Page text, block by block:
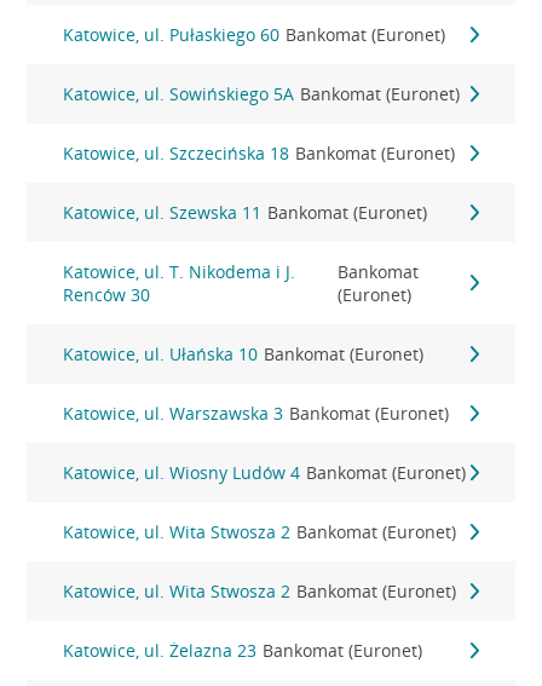
Katowice, ul. Pułaskiego 60 Bankomat (Euronet)
Katowice, ul. Sowińskiego 5A Bankomat (Euronet)
Katowice, ul. Szczecińska 18 Bankomat (Euronet)
Katowice, ul. Szewska 11 Bankomat (Euronet)
Katowice, ul. T. Nikodema i J.
Renców 30
Bankomat
(Euronet)
Katowice, ul. Ułańska 10 Bankomat (Euronet)
Katowice, ul. Warszawska 3 Bankomat (Euronet)
Katowice, ul. Wiosny Ludów 4 Bankomat (Euronet)
Katowice, ul. Wita Stwosza 2 Bankomat (Euronet)
Katowice, ul. Wita Stwosza 2 Bankomat (Euronet)
Katowice, ul. Żelazna 23 Bankomat (Euronet)